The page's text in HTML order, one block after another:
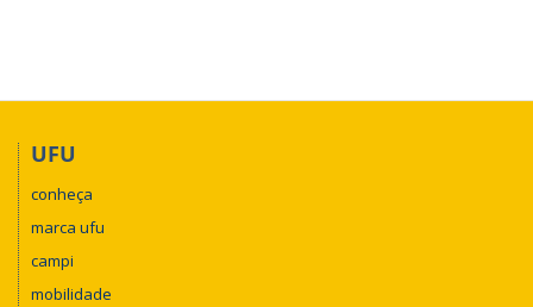
UFU
conheça
marca ufu
campi
mobilidade